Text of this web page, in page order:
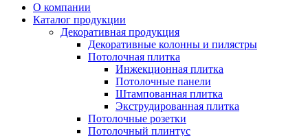
О компании
Каталог продукции
Декоративная продукция
Декоративные колонны и пилястры
Потолочная плитка
Инжекционная плитка
Потолочные панели
Штампованная плитка
Экструдированная плитка
Потолочные розетки
Потолочный плинтус